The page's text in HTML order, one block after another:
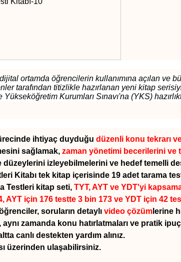
ortamda öğrencilerin kullanımına açılan ve
tarafından titizlikle hazırlanan yeni kitap
Kurumları Sınavı'na (YKS)
ihtiyaç duyduğu düzenli konu tekrarı
sağlamak, zaman yönetimi becerilerini ve
izleyebilmelerini ve hedef temelli
Kitabı tek kitap içerisinde 19 adet tarama
Testleri kitap seti, TYT, AYT ve YDT'yi
AYT için 176 testte 3 bin 173 ve YDT için 42
soruların detaylı video çözüm lerine
zamanda konu hatırlatmaları ve pratik
canlı destekten yardım alınız.
üzerinden ulaşabilirsiniz.